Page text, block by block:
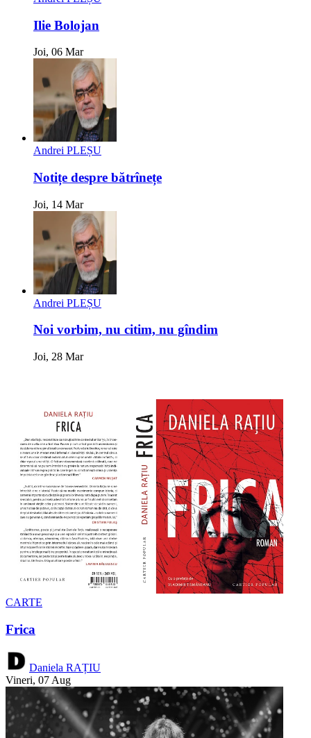
Ilie Bolojan
Joi, 06 Mar
Andrei PLEȘU
Notițe despre bătrînețe
Joi, 14 Mar
Andrei PLEȘU
Noi vorbim, nu citim, nu gîndim
Joi, 28 Mar
CARTE
Frica
Daniela RAȚIU
Vineri, 07 Aug